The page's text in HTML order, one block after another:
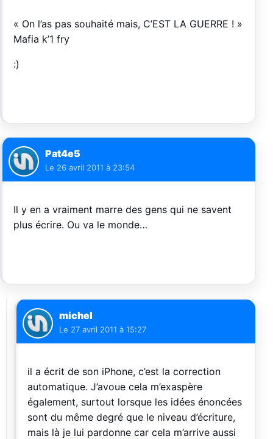
« On l’as pas souhaité mais, C’EST LA GUERRE ! »
Mafia k’1 fry
:)
Pat4e5
Le 26 avril 2011 à 23:54
Il y en a vraiment marre des gens qui ne savent
plus écrire. Ou va le monde…
michel
Le 27 avril 2011 à 15:27
il a écrit de son iPhone, c’est la correction
automatique. J’avoue cela m’exaspère
également, surtout lorsque les idées énoncées
sont du même degré que le niveau d’écriture,
mais là je lui pardonne car cela m’arrive aussi